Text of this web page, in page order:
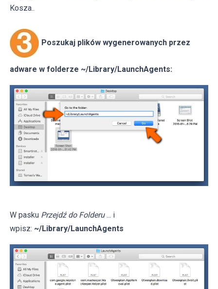
Kosza..
Poszukaj plików wygenerowanych przez
adware w folderze ~/Library/LaunchAgents:
W pasku Przejdź do Folderu ... i
wpisz: ~/Library/LaunchAgents